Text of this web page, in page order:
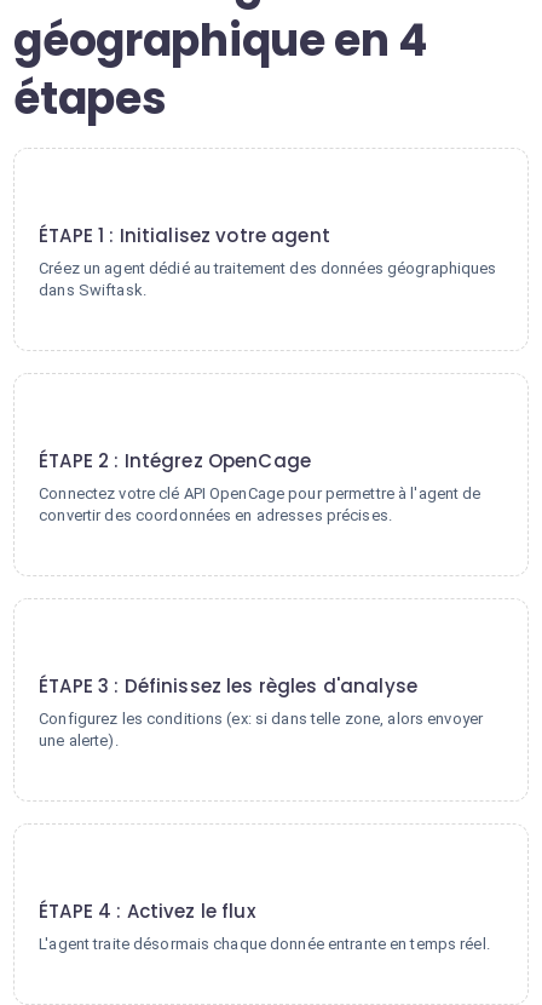
géographique en 4
étapes
ÉTAPE 1 : Initialisez votre agent
Créez un agent dédié au traitement des données géographiques
dans Swiftask.
ÉTAPE 2 : Intégrez OpenCage
Connectez votre clé API OpenCage pour permettre à l'agent de
convertir des coordonnées en adresses précises.
ÉTAPE 3 : Définissez les règles d'analyse
Configurez les conditions (ex: si dans telle zone, alors envoyer
une alerte).
ÉTAPE 4 : Activez le flux
L'agent traite désormais chaque donnée entrante en temps réel.